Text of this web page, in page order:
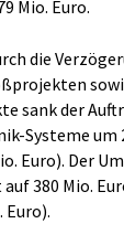
Mio. Euro.
die
sank der
Systeme um
Euro). Der
380 Mio.
Euro).